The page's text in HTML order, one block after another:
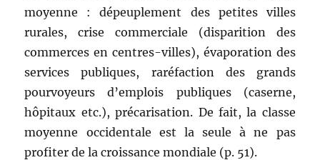
moyenne : dépeuplement des petites villes
rurales, crise commerciale (disparition des
commerces en centres-villes), évaporation des
services publiques, raréfaction des grands
pourvoyeurs d’emplois publiques (caserne,
hôpitaux etc.), précarisation. De fait, la classe
moyenne occidentale est la seule à ne pas
profiter de la croissance mondiale (p. 51).